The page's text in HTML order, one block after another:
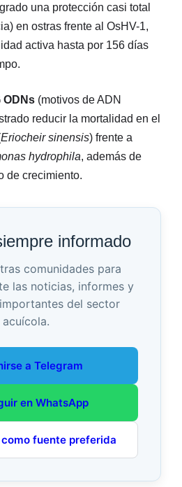
una protección casi total
en ostras frente al OsHV-1,
activa hasta por 156 días
.
ODNs (motivos de ADN
reducir la mortalidad en el
Eriocheir sinensis) frente a
hydrophila, además de
de crecimiento.
informado
comunidades para
las noticias, informes y
del sector
acuícola.
a Telegram
en WhatsApp
fuente preferida